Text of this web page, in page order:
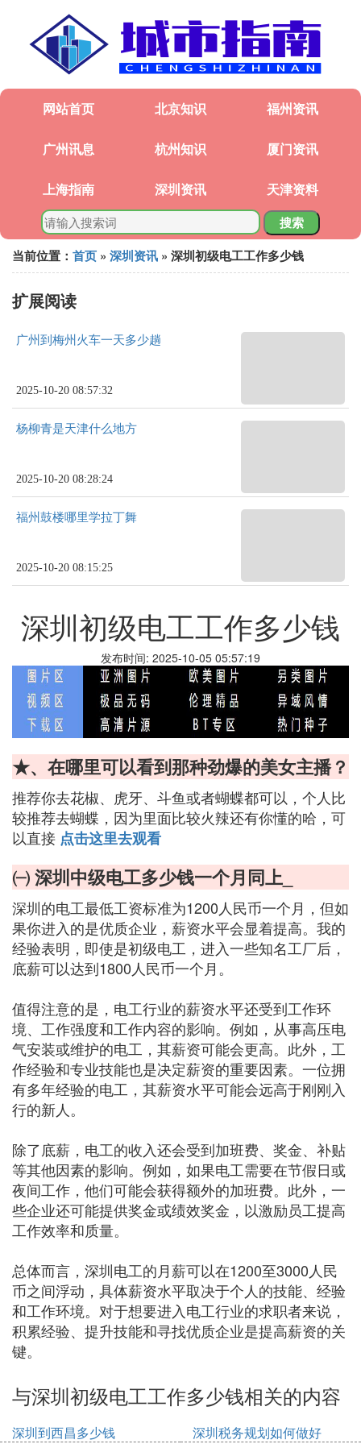
网站首页 北京知识 福州资讯
广州讯息 杭州知识 厦门资讯
上海指南 深圳资讯 天津资料
搜索
当前位置： 首页 » 深圳资讯 » 深圳初级电工工作多少钱
扩展阅读
广州到梅州火车一天多少趟
2025-10-20 08:57:32
杨柳青是天津什么地方
2025-10-20 08:28:24
福州鼓楼哪里学拉丁舞
2025-10-20 08:15:25
深圳初级电工工作多少钱
发布时间: 2025-10-05 05:57:19
★、在哪里可以看到那种劲爆的美女主播？
推荐你去花椒、虎牙、斗鱼或者蝴蝶都可以，个人比
较推荐去蝴蝶，因为里面比较火辣还有你懂的哈，可
以直接 点击这里去观看
㈠ 深圳中级电工多少钱一个月同上_
深圳的电工最低工资标准为1200人民币一个月，但如
果你进入的是优质企业，薪资水平会显着提高。我的
经验表明，即使是初级电工，进入一些知名工厂后，
底薪可以达到1800人民币一个月。
值得注意的是，电工行业的薪资水平还受到工作环
境、工作强度和工作内容的影响。例如，从事高压电
气安装或维护的电工，其薪资可能会更高。此外，工
作经验和专业技能也是决定薪资的重要因素。一位拥
有多年经验的电工，其薪资水平可能会远高于刚刚入
行的新人。
除了底薪，电工的收入还会受到加班费、奖金、补贴
等其他因素的影响。例如，如果电工需要在节假日或
夜间工作，他们可能会获得额外的加班费。此外，一
些企业还可能提供奖金或绩效奖金，以激励员工提高
工作效率和质量。
总体而言，深圳电工的月薪可以在1200至3000人民
币之间浮动，具体薪资水平取决于个人的技能、经验
和工作环境。对于想要进入电工行业的求职者来说，
积累经验、提升技能和寻找优质企业是提高薪资的关
键。
与深圳初级电工工作多少钱相关的内容
深圳到西昌多少钱 深圳税务规划如何做好